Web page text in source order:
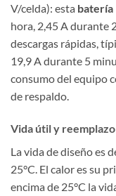
V/celda): esta batería
hora, 2,45 A durante
descargas rápidas,
19,9 A durante 5
consumo del equipo
de respaldo.
Vida útil y
La vida de diseño es
25°C. El calor es su
encima de 25°C la